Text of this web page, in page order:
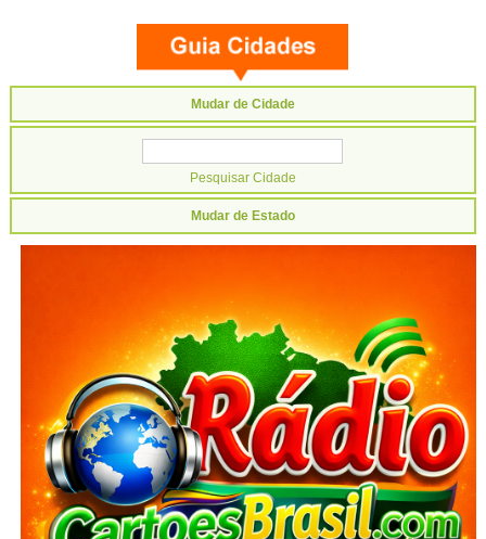
Mudar de Cidade
Mudar de Estado